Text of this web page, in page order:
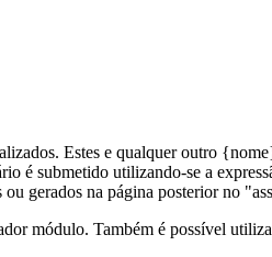
Estes e qualquer outro
é submetido utilizando-se a
gerados na página posterior no
módulo. Também é possível